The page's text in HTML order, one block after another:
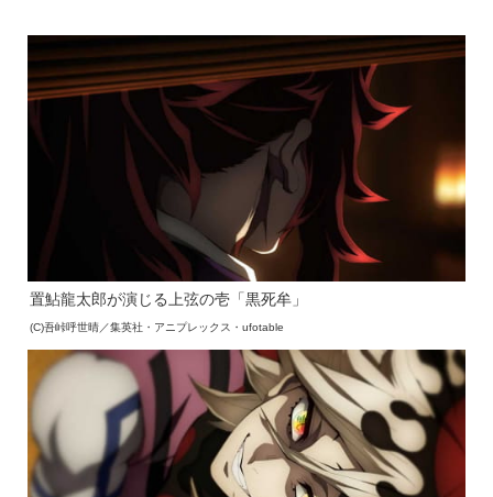
置鮎龍太郎が演じる上弦の壱「黒死牟」
(C)吾峠呼世晴／集英社・アニプレックス・ufotable